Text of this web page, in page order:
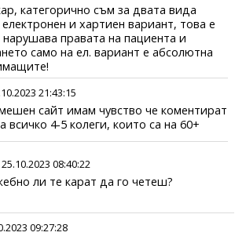
категорично съм за двата вида
и хартиен вариант, това е
правата на пациента и
само на ел. вариант е абсолютна
21:43:15
сайт имам чувство че коментират
всичко 4-5 колеги, които са на 60+
25.10.2023 08:40:22
ли те карат да го четеш?
09:27:28